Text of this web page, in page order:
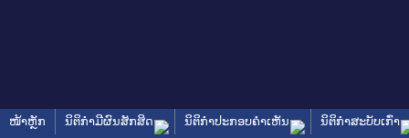
ໜ້າຫຼັກ ນິຕິກໍາມີຜົນສັກສິດ ນິຕິກໍາປະກອບຄໍາເຫັນ ນິຕິກໍາສະບັບເກົ່າ